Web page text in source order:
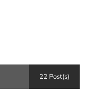
22 Post(s)